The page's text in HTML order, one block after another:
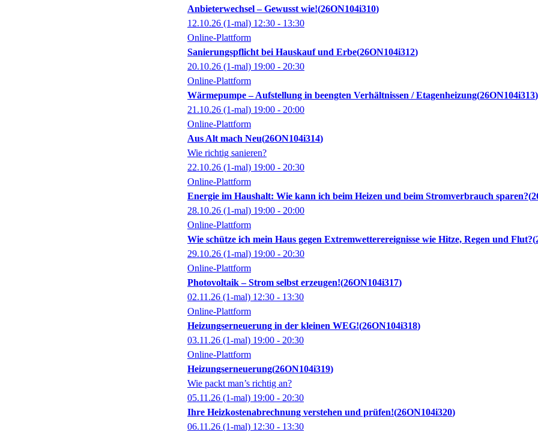
Anbieterwechsel – Gewusst wie! 26ON104i310
12.10.26 (1-mal) 12:30 - 13:30
Online-Plattform
Sanierungspflicht bei Hauskauf und Erbe 26ON104i312
20.10.26 (1-mal) 19:00 - 20:30
Online-Plattform
Wärmepumpe – Aufstellung in beengten Verhältnissen / Etagenheizung 26ON104i313
21.10.26 (1-mal) 19:00 - 20:00
Online-Plattform
Aus Alt mach Neu 26ON104i314
Wie richtig sanieren?
22.10.26 (1-mal) 19:00 - 20:30
Online-Plattform
Energie im Haushalt: Wie kann ich beim Heizen und beim Stromverbrauch sparen?
28.10.26 (1-mal) 19:00 - 20:00
Online-Plattform
Wie schütze ich mein Haus gegen Extremwetterereignisse wie Hitze, Regen und Flut?
29.10.26 (1-mal) 19:00 - 20:30
Online-Plattform
Photovoltaik – Strom selbst erzeugen! 26ON104i317
02.11.26 (1-mal) 12:30 - 13:30
Online-Plattform
Heizungserneuerung in der kleinen WEG! 26ON104i318
03.11.26 (1-mal) 19:00 - 20:30
Online-Plattform
Heizungserneuerung 26ON104i319
Wie packt man’s richtig an?
05.11.26 (1-mal) 19:00 - 20:30
Ihre Heizkostenabrechnung verstehen und prüfen! 26ON104i320
06.11.26 (1-mal) 12:30 - 13:30